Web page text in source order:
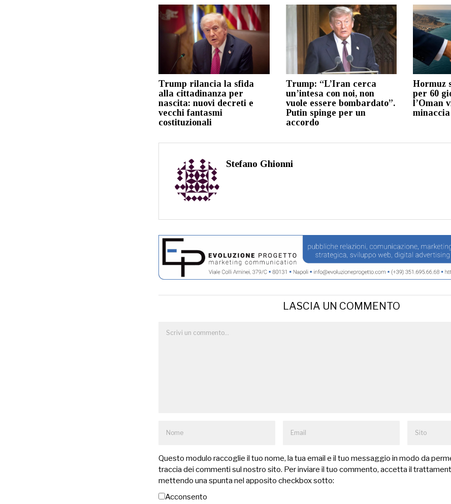
Trump rilancia la sfida
alla cittadinanza per
nascita: nuovi decreti e
vecchi fantasmi
costituzionali
Trump: “L’Iran cerca
un’intesa con noi, non
vuole essere bombardato”.
Putin spinge per un
accordo
Hormuz
per 60
l’Oman
Stefano Ghionni
LASCIA UN COMMENTO
Questo modulo raccoglie il tuo nome, la tua email e il tuo messaggio in modo da
traccia dei commenti sul nostro sito. Per inviare il tuo commento, accetta il
mettendo una spunta nel apposito checkbox sotto:
Acconsento